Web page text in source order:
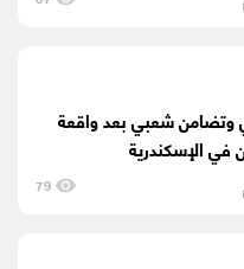
شعبي بعد واقعة
في الإسكندرية
79